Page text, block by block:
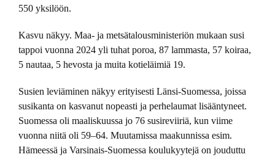
550 yksilöön.
Kasvu näkyy. Maa- ja metsätalousministeriön mukaan susi
tappoi vuonna 2024 yli tuhat poroa, 87 lammasta, 57 koiraa,
5 nautaa, 5 hevosta ja muita kotieläimiä 19.
Susien leviäminen näkyy erityisesti Länsi-Suomessa, joissa
susikanta on kasvanut nopeasti ja perhelaumat lisääntyneet.
Suomessa oli maaliskuussa jo 76 susireviiriä, kun viime
vuonna niitä oli 59–64. Muutamissa maakunnissa esim.
Hämeessä ja Varsinais-Suomessa koulukyytejä on jouduttu